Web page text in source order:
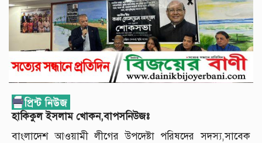
হাকিকুল ইসলাম খোকন,বাপসনিউজঃ
বাংলাদেশ আওয়ামী লীগের উপদেষ্টা পরিষদের সদস্য,সাবেক